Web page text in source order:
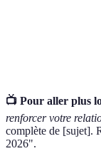
📺 Pour aller plus
renforcer votre
complète de [sujet].
2026".